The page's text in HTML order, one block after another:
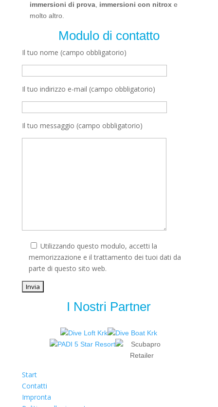
immersioni di prova, immersioni con nitroxe
molto altro.
Modulo di contatto
Il tuo nome (campo obbligatorio)
Il tuo indirizzo e-mail (campo obbligatorio)
Il tuo messaggio (campo obbligatorio)
Utilizzando questo modulo, accetti la
memorizzazione e il trattamento dei tuoi dati da
parte di questo sito web.
I Nostri Partner
Start
Contatti
Impronta